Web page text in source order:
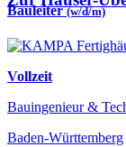
Bauleiter(w/d/m)
Vollzeit
Bauingenieur &
Baden-Württemberg